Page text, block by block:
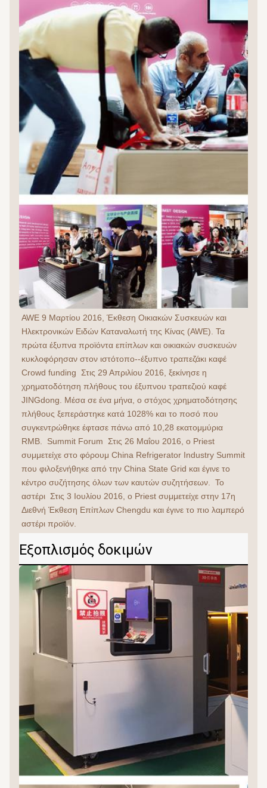
AWE 9 Μαρτίου 2016, Έκθεση Οικιακών Συσκευών και
Ηλεκτρονικών Ειδών Καταναλωτή της Κίνας (AWE). Τα
πρώτα έξυπνα προϊόντα επίπλων και οικιακών συσκευών
κυκλοφόρησαν στον ιστότοπο--έξυπνο τραπεζάκι καφέ
Crowd funding  Στις 29 Απριλίου 2016, ξεκίνησε η
χρηματοδότηση πλήθους του έξυπνου τραπεζιού καφέ
JINGdong. Μέσα σε ένα μήνα, ο στόχος χρηματοδότησης
πλήθους ξεπεράστηκε κατά 1028% και το ποσό που
συγκεντρώθηκε έφτασε πάνω από 10,28 εκατομμύρια
RMB.  Summit Forum  Στις 26 Μαΐου 2016, ο Priest
συμμετείχε στο φόρουμ China Refrigerator Industry Summit
που φιλοξενήθηκε από την China State Grid και έγινε το
κέντρο συζήτησης όλων των καυτών συζητήσεων.  Το
αστέρι  Στις 3 Ιουλίου 2016, ο Priest συμμετείχε στην 17η
Διεθνή Έκθεση Επίπλων Chengdu και έγινε το πιο λαμπερό
αστέρι προϊόν.
Εξοπλισμός δοκιμών